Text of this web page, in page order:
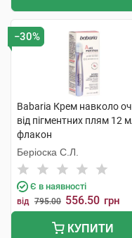
−30%
Babaria Крем навколо
від пігментних плям 12
флакон
Беріоска С.Л.
Є в наявності
від 795.00 556.50 грн
КУПИТИ